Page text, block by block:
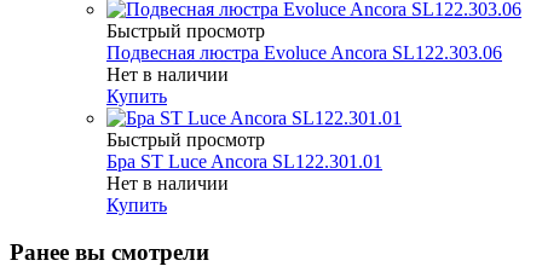
Быстрый просмотр
Подвесная люстра Evoluce Ancora SL122.303.06
Нет в наличии
Купить
Быстрый просмотр
Бра ST Luce Ancora SL122.301.01
Нет в наличии
Купить
Ранее вы смотрели